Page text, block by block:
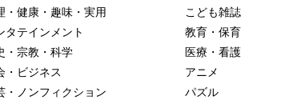
・健康・趣味・実用
タテインメント
・宗教・科学
・ビジネス
・ノンフィクション
こども雑誌
教育・保育
医療・看護
アニメ
パズル